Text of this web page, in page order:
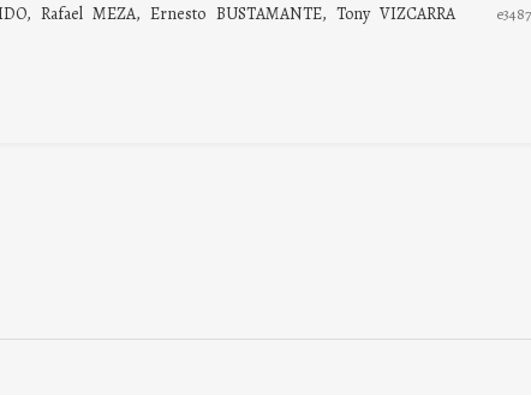
Rafael MEZA, Ernesto BUSTAMANTE, Tony VIZCARRA